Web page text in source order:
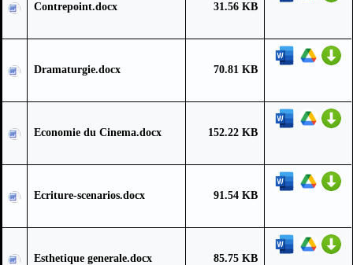
Contrepoint.docx 31.56 KB
Dramaturgie.docx 70.81 KB
Economie du Cinema.docx 152.22 KB
Ecriture-scenarios.docx 91.54 KB
Esthetique generale.docx 85.75 KB